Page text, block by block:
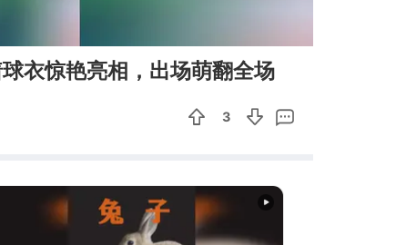
衣惊艳亮相，出场萌翻全场
3